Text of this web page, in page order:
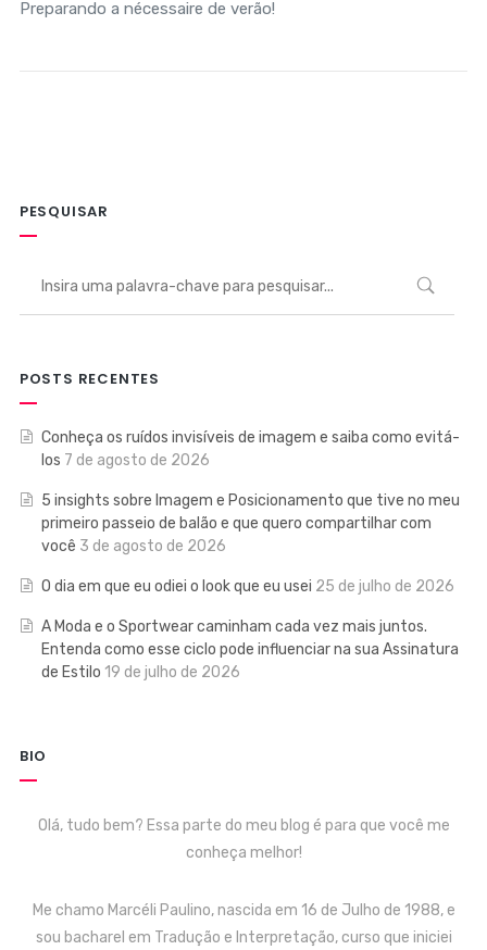
Preparando a nécessaire de verão!
PESQUISAR
POSTS RECENTES
Conheça os ruídos invisíveis de imagem e saiba como evitá-
los 7 de agosto de 2026
5 insights sobre Imagem e Posicionamento que tive no meu
primeiro passeio de balão e que quero compartilhar com
você 3 de agosto de 2026
O dia em que eu odiei o look que eu usei 25 de julho de 2026
A Moda e o Sportwear caminham cada vez mais juntos.
Entenda como esse ciclo pode influenciar na sua Assinatura
de Estilo 19 de julho de 2026
BIO
Olá, tudo bem? Essa parte do meu blog é para que você me
conheça melhor!
Me chamo Marcéli Paulino, nascida em 16 de Julho de 1988, e
sou bacharel em Tradução e Interpretação, curso que iniciei